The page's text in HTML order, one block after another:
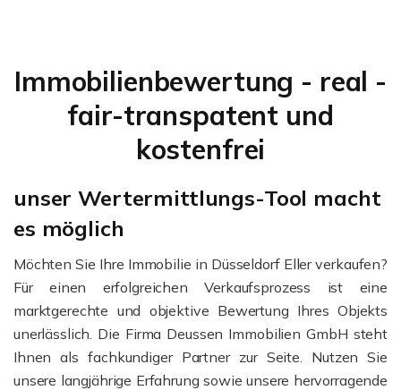
Immobilienbewertung - real -
fair-transpatent und
kostenfrei
unser Wertermittlungs-Tool macht
es möglich
Möchten Sie Ihre Immobilie in Düsseldorf Eller verkaufen?
Für einen erfolgreichen Verkaufsprozess ist eine
marktgerechte und objektive Bewertung Ihres Objekts
unerlässlich. Die Firma Deussen Immobilien GmbH steht
Ihnen als fachkundiger Partner zur Seite. Nutzen Sie
unsere langjährige Erfahrung sowie unsere hervorragende